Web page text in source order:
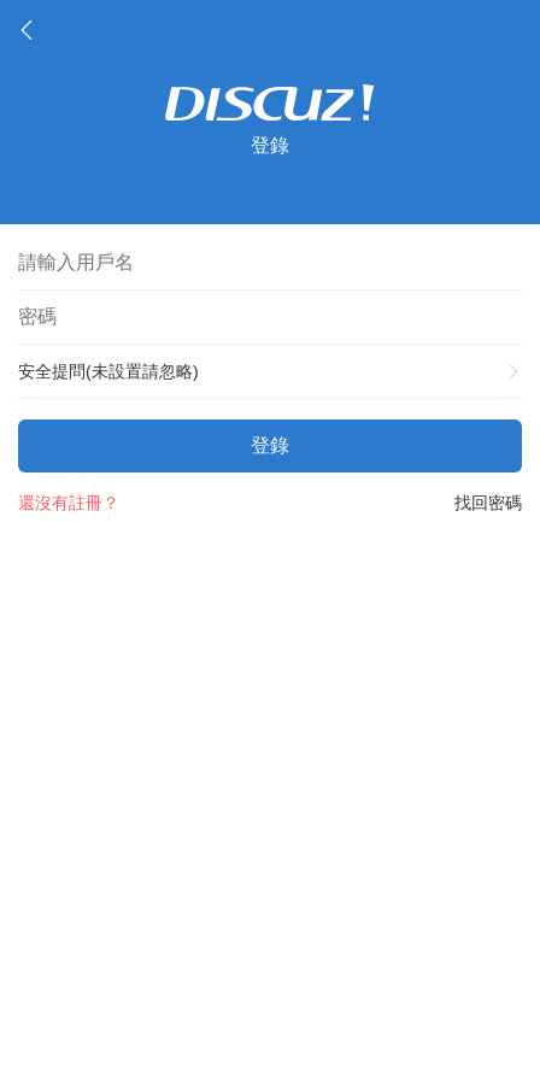
登錄
安全提問(未設置請忽略)
登錄
找回密碼
還沒有註冊？